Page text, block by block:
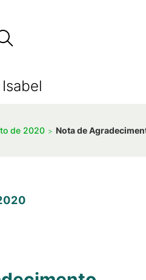
de 2020 Nota de